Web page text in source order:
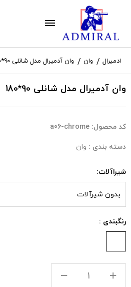
ادمیرال وان وان آدمیرال مدل شانلی 90*180
وان آدمیرال مدل شانلی 90*180
کد محصول: a06-chrome
دسته بندی : وان
شیراآلات:
بدون شیرآلات
رنگبندی :